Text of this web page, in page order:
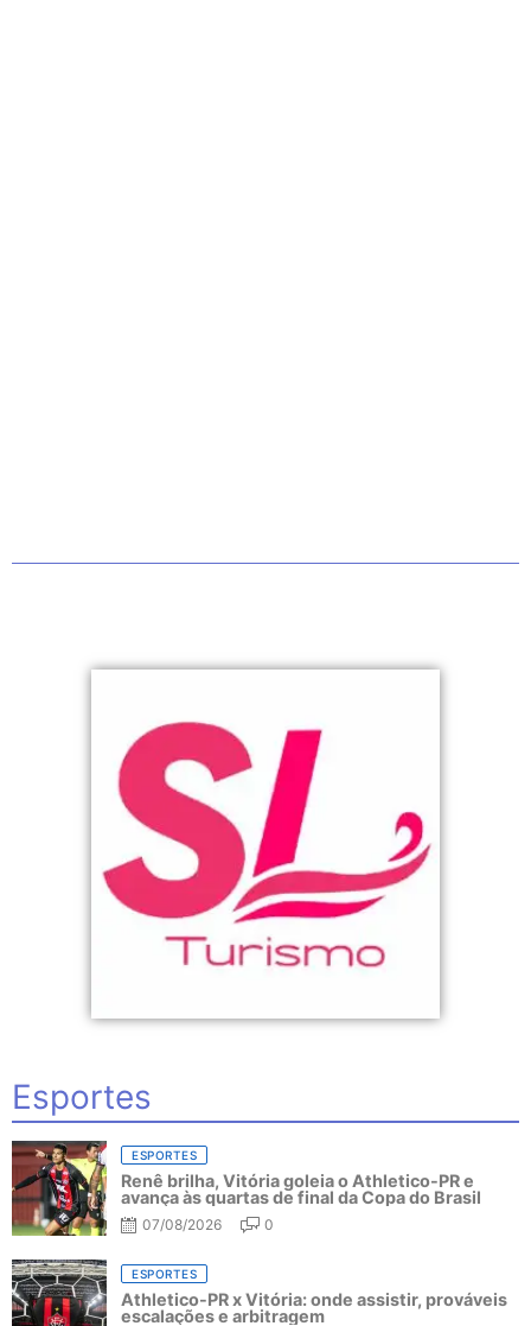
Esportes
ESPORTES
Renê brilha, Vitória goleia o Athletico-PR e
avança às quartas de final da Copa do Brasil
07/08/2026 0
ESPORTES
Athletico-PR x Vitória: onde assistir, prováveis
escalações e arbitragem